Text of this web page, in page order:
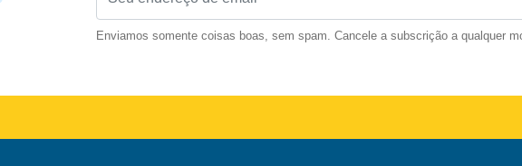
Enviamos somente coisas boas, sem spam. Cancele a subscrição a qualquer